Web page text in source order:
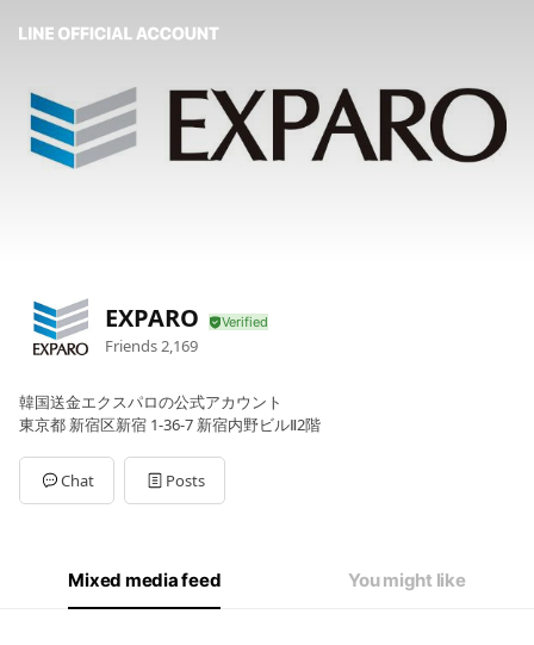
EXPARO
Friends2,169
韓国送金エクスパロの公式アカウント
東京都 新宿区新宿 1-36-7 新宿内野ビルⅡ2階
Chat Posts
Mixed media feed You might like